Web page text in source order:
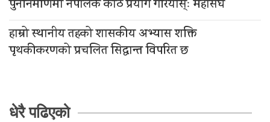
पुननिर्माणमा नेपालकै काठ प्रयोग गरियोस्ः महासंघ
हाम्रो स्थानीय तहको शासकीय अभ्यास शक्ति
पृथकीकरणको प्रचलित सिद्धान्त विपरित छ
धेरै पढिएको